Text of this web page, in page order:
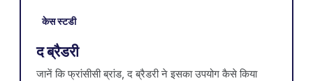
केस स्टडी
द ब्रैडरी
जानें कि फ्रांसीसी ब्रांड, द ब्रैडरी ने इसका उपयोग कैसे किया